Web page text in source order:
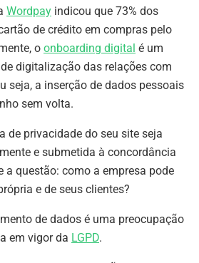
Wordpay indicou que 73% dos
de crédito em compras pelo
o onboarding digital é um
digitalização das relações com
seja, a inserção de dados pessoais
sem volta.
de privacidade do seu site seja
e submetida à concordância
a questão: como a empresa pode
e de seus clientes?
de dados é uma preocupação
em vigor da LGPD.